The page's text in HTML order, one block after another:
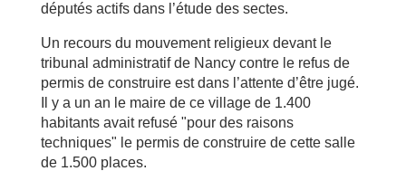
députés actifs dans l’étude des sectes.
Un recours du mouvement religieux devant le
tribunal administratif de Nancy contre le refus de
permis de construire est dans l’attente d’être jugé.
Il y a un an le maire de ce village de 1.400
habitants avait refusé "pour des raisons
techniques" le permis de construire de cette salle
de 1.500 places.